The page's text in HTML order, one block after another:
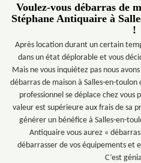
Voulez-vous débarras de
Stéphane Antiquaire à
!
Après location durant un certain
dans un état déplorable et vous
Mais ne vous inquiétez pas nous
débarras de maison à Salles-en-
professionnel se déplace chez vous
valeur est supérieure aux frais de sa
générer un bénéfice à Salles-en-
Antiquaire vous aurez «
débarrasser de vos équipements et
C’est